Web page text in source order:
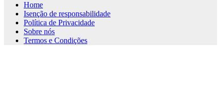
Home
Isenção de responsabilidade
Política de Privacidade
Sobre nós
Termos e Condições